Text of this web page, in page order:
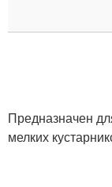
Предназначен
мелких